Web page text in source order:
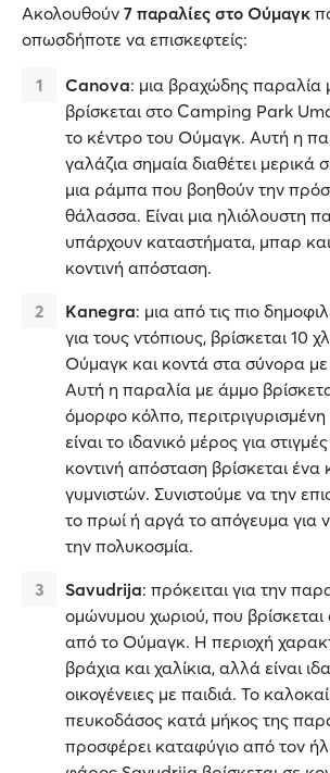
Ακολουθούν 7 παραλίες στο Ούμαγκ
οπωσδήποτε να επισκεφτείς:
Canova: μια βραχώδης παραλία
βρίσκεται στο Camping Park
το κέντρο του Ούμαγκ. Αυτή η
γαλάζια σημαία διαθέτει μερικά
μια ράμπα που βοηθούν την
θάλασσα. Είναι μια ηλιόλουστη
υπάρχουν καταστήματα, μπαρ και
κοντινή απόσταση.
Kanegra: μια από τις πιο
για τους ντόπιους, βρίσκεται 10
Ούμαγκ και κοντά στα σύνορα με
Αυτή η παραλία με άμμο
όμορφο κόλπο,
είναι το ιδανικό μέρος για
κοντινή απόσταση βρίσκεται ένα
γυμνιστών. Συνιστούμε να την
το πρωί ή αργά το απόγευμα για
την πολυκοσμία.
Savudrija: πρόκειται για την
ομώνυμου χωριού, που βρίσκεται
από το Ούμαγκ. Η περιοχή
βράχια και χαλίκια, αλλά είναι
οικογένειες με παιδιά. Το
πευκοδάσος κατά μήκος της
προσφέρει καταφύγιο από τον